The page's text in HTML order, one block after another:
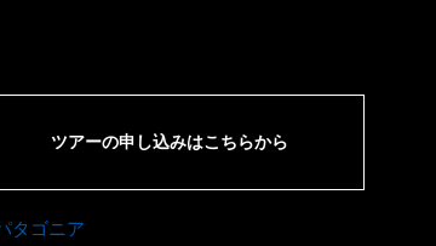
ツアーの申し込みはこちらから